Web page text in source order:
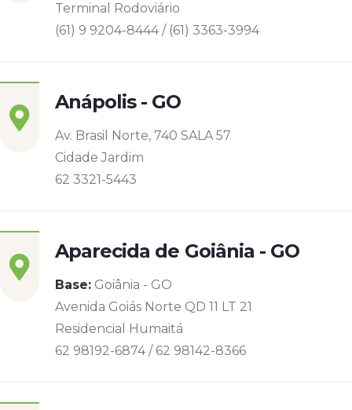
Terminal Rodoviário
(61) 9 9204-8444 / (61) 3363-3994
Anápolis - GO
Av. Brasil Norte, 740 SALA 57
Cidade Jardim
62 3321-5443
Aparecida de Goiânia - GO
Base: Goiânia - GO
Avenida Goiás Norte QD 11 LT 21
Residencial Humaitá
62 98192-6874 / 62 98142-8366